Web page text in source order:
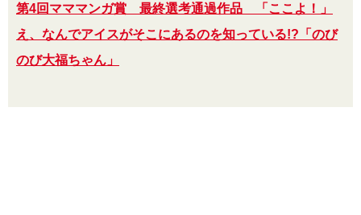
第4回マママンガ賞 最終選考通過作品 「ここよ！」
え、なんでアイスがそこにあるのを知っている!?「のび
のび大福ちゃん」